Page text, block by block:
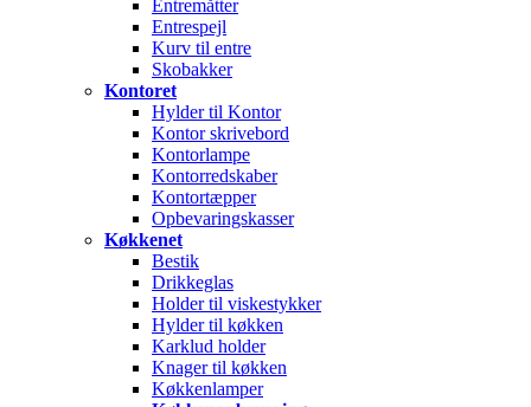
Entremåtter
Entrespejl
Kurv til entre
Skobakker
Kontoret
Hylder til Kontor
Kontor skrivebord
Kontorlampe
Kontorredskaber
Kontortæpper
Opbevaringskasser
Køkkenet
Bestik
Drikkeglas
Holder til viskestykker
Hylder til køkken
Karklud holder
Knager til køkken
Køkkenlamper